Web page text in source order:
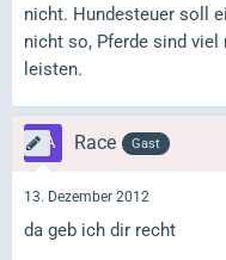
nicht. Hundesteuer soll
nicht so, Pferde sind
leisten.
Race Gast
13. Dezember 2012
da geb ich dir recht